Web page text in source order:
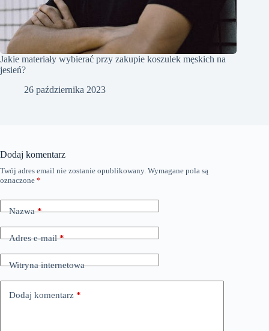
Jakie materiały wybierać przy zakupie koszulek męskich na
jesień?
26 października 2023
Dodaj komentarz
Twój adres email nie zostanie opublikowany. Wymagane pola są
oznaczone *
Nazwa*
Adres e-mail*
Witryna internetowa
Dodaj komentarz *